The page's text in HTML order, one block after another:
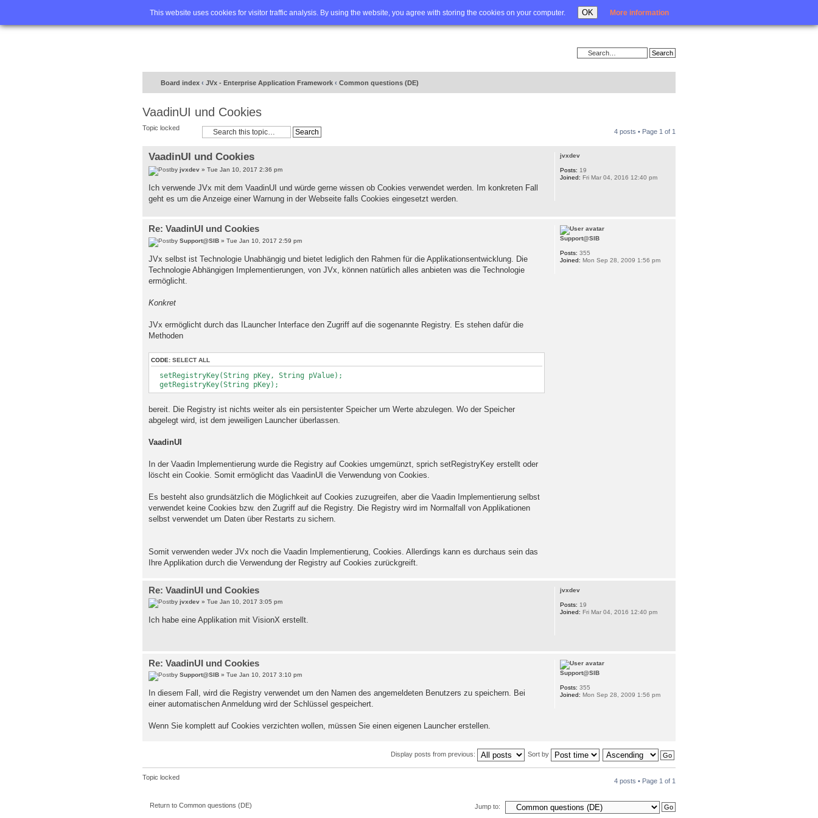
This website uses cookies for visitor traffic analysis. By using the website, you agree with storing the cookies on your computer. OK More information
Home FAQ Advanced search Login
Board index ‹ JVx - Enterprise Application Framework ‹ Common questions (DE)
VaadinUI und Cookies
Topic locked 4 posts • Page 1 of 1
VaadinUI und Cookies
by jvxdev » Tue Jan 10, 2017 2:36 pm
Ich verwende JVx mit dem VaadinUI und würde gerne wissen ob Cookies verwendet werden. Im konkreten Fall
geht es um die Anzeige einer Warnung in der Webseite falls Cookies eingesetzt werden.
jvxdev
Posts: 19
Joined: Fri Mar 04, 2016 12:40 pm
Re: VaadinUI und Cookies
by Support@SIB » Tue Jan 10, 2017 2:59 pm
JVx selbst ist Technologie Unabhängig und bietet lediglich den Rahmen für die Applikationsentwicklung. Die
Technologie Abhängigen Implementierungen, von JVx, können natürlich alles anbieten was die Technologie
ermöglicht.
Konkret
JVx ermöglicht durch das ILauncher Interface den Zugriff auf die sogenannte Registry. Es stehen dafür die
Methoden
CODE: SELECT ALL
setRegistryKey(String pKey, String pValue);
getRegistryKey(String pKey);
bereit. Die Registry ist nichts weiter als ein persistenter Speicher um Werte abzulegen. Wo der Speicher
abgelegt wird, ist dem jeweiligen Launcher überlassen.
VaadinUI
In der Vaadin Implementierung wurde die Registry auf Cookies umgemünzt, sprich setRegistryKey erstellt oder
löscht ein Cookie. Somit ermöglicht das VaadinUI die Verwendung von Cookies.
Es besteht also grundsätzlich die Möglichkeit auf Cookies zuzugreifen, aber die Vaadin Implementierung selbst
verwendet keine Cookies bzw. den Zugriff auf die Registry. Die Registry wird im Normalfall von Applikationen
selbst verwendet um Daten über Restarts zu sichern.
Somit verwenden weder JVx noch die Vaadin Implementierung, Cookies. Allerdings kann es durchaus sein das
Ihre Applikation durch die Verwendung der Registry auf Cookies zurückgreift.
Support@SIB
Posts: 355
Joined: Mon Sep 28, 2009 1:56 pm
Re: VaadinUI und Cookies
by jvxdev » Tue Jan 10, 2017 3:05 pm
Ich habe eine Applikation mit VisionX erstellt.
jvxdev
Posts: 19
Joined: Fri Mar 04, 2016 12:40 pm
Re: VaadinUI und Cookies
by Support@SIB » Tue Jan 10, 2017 3:10 pm
In diesem Fall, wird die Registry verwendet um den Namen des angemeldeten Benutzers zu speichern. Bei
einer automatischen Anmeldung wird der Schlüssel gespeichert.
Wenn Sie komplett auf Cookies verzichten wollen, müssen Sie einen eigenen Launcher erstellen.
Support@SIB
Posts: 355
Joined: Mon Sep 28, 2009 1:56 pm
Display posts from previous: Sort by
Topic locked 4 posts • Page 1 of 1
Return to Common questions (DE) Jump to: